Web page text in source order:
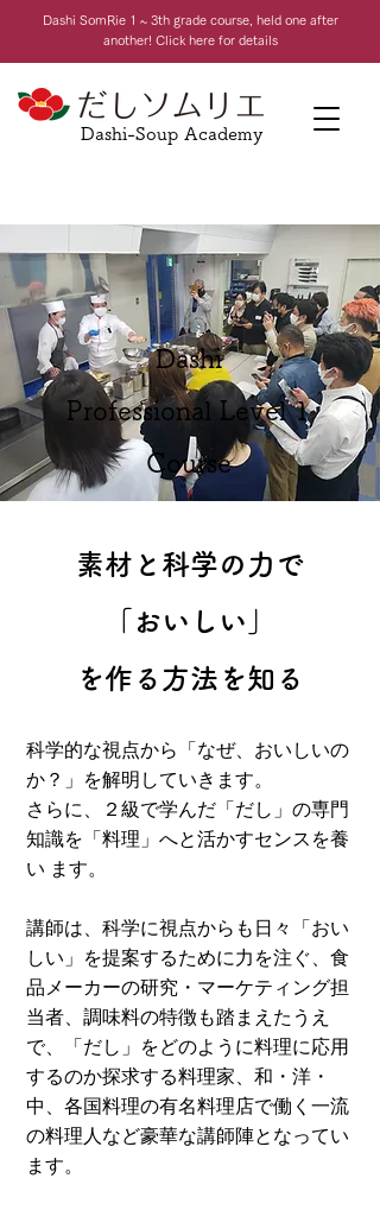
Dashi SomRie 1 ~ 3th grade course, held one after
another! Click here for details
Dashi-Soup Academy
Dashi
Professional Level 1
Course
​素材と科学の力で
「おいしい」
を作る方法を知る
科学的な視点から「なぜ、おいしいの
か？」を解明していきます。
さらに、２級で学んだ「だし」の専門
知識を「料理」へと活かすセンスを養
い ます。
講師は、科学に視点からも日々「おい
しい」を提案するために力を注ぐ、食
品メーカーの研究・マーケティング担
当者、調味料の特徴も踏まえたうえ
で、「だし」をどのように料理に応用
するのか探求する料理家、和・洋・
中、各国料理の有名料理店で働く一流
の料理人など豪華な講師陣となってい
ます。